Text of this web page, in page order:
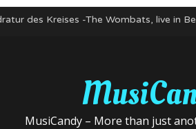
des Kreises -The Wombats, live in
veröffentlicht neue Single –
MusiCandy – More than just